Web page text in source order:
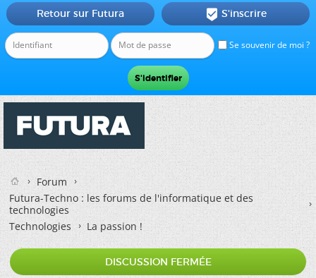
Se souvenir de moi ?
Retour sur Futura  S'inscrire
Forum
Futura-Techno : les forums de l'informatique et des
technologies
Technologies
La passion !
DISCUSSION FERMÉE